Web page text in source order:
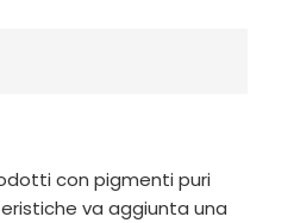
con pigmenti puri
va aggiunta una